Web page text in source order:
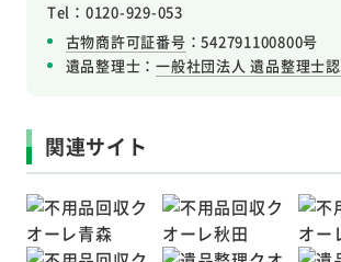
Tel：0120-929-053
古物商許可証番号 ：542791100800号
遺品整理士： 一般社団法人 遺品整理士
関連サイト